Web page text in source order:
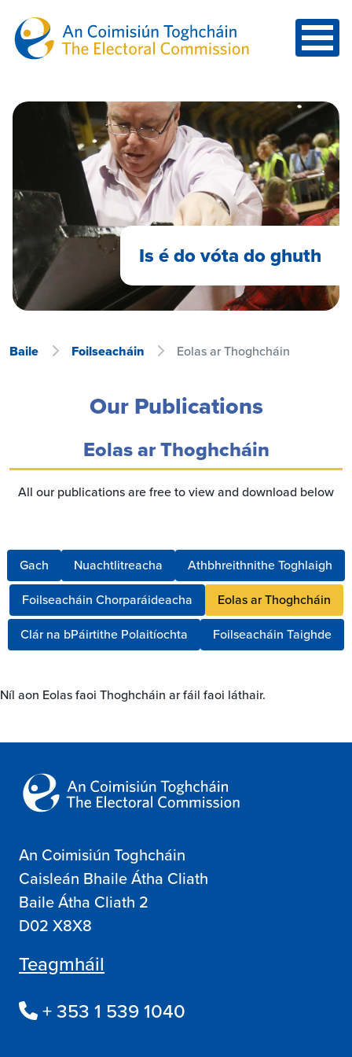
Is é do vóta do ghuth
Baile Foilseacháin Eolas ar Thoghcháin
Our Publications
Eolas ar Thoghcháin
All our publications are free to view and download below
Gach Nuachtlitreacha
Athbhreithnithe Toghlaigh
Foilseacháin Chorparáideacha
Eolas ar Thoghcháin
Clár na bPáirtithe Polaitíochta
Foilseacháin Taighde
Níl aon Eolas faoi Thoghcháin ar fáil faoi láthair.
An Coimisiún Toghcháin
Caisleán Bhaile Átha Cliath
Baile Átha Cliath 2
D02 X8X8
Teagmháil
+ 353 1 539 1040